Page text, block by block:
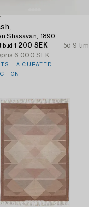
Shasavan, 1890.
bud 1 200 SEK
5d 9 tim
6 000 SEK
– A CURATED